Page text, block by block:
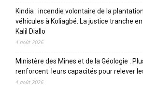
Kindia : incendie volontaire de la
véhicules à Koliagbé. La justice tranche
Kalil Diallo
4 août 2026
Ministère des Mines et de la Géologie :
renforcent leurs capacités pour relever
4 août 2026